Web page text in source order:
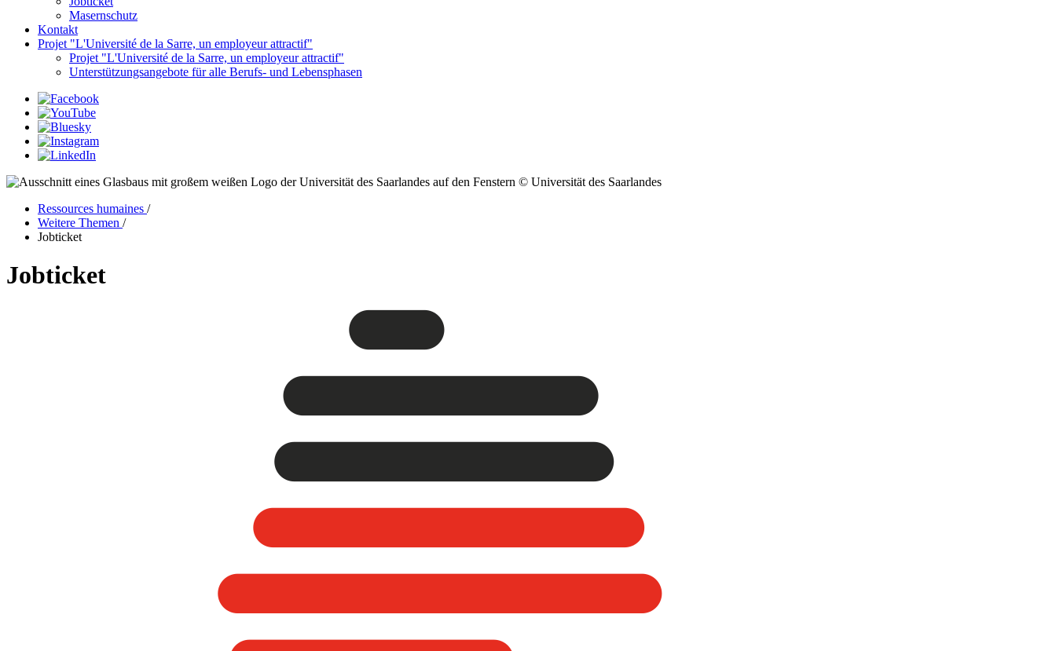
Masernschutz
Kontakt
Projet "L'Université de la Sarre, un employeur attractif"
Projet "L'Université de la Sarre, un employeur attractif"
Unterstützungsangebote für alle Berufs- und Lebensphasen
© Universität des Saarlandes
Ressources humaines /
Weitere Themen /
Jobticket
Jobticket